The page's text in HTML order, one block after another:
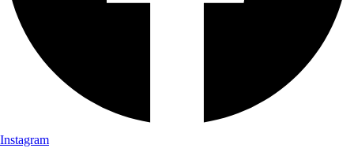
Instagram